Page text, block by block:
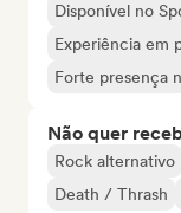
Disponível no
Experiência em
Forte presença
Não quer
Rock alternativo
Death / Thrash